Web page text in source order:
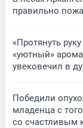
правильно
«Протянуть
«уютный»
увековечил в
Победили
младенца с
со счастливым